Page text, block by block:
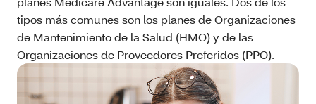
tipos más comunes son los planes de Organizaciones
de Mantenimiento de la Salud (HMO) y de las
Organizaciones de Proveedores Preferidos (PPO).